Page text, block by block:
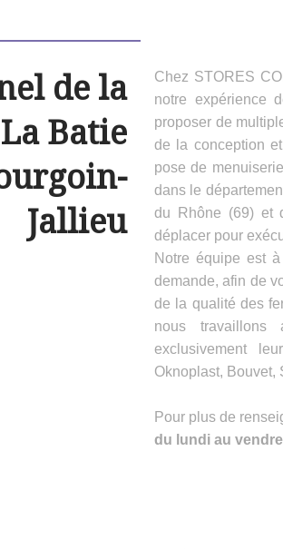
de la
Batie
Jallieu
Chez STORES
notre expérience
proposer de
de la conception
pose de
dans le
du Rhône (69) et
déplacer pour
Notre équipe est
demande, afin de
de la qualité des
nous travaillons
exclusivement
Oknoplast, Bouvet,
Pour plus de
du lundi au